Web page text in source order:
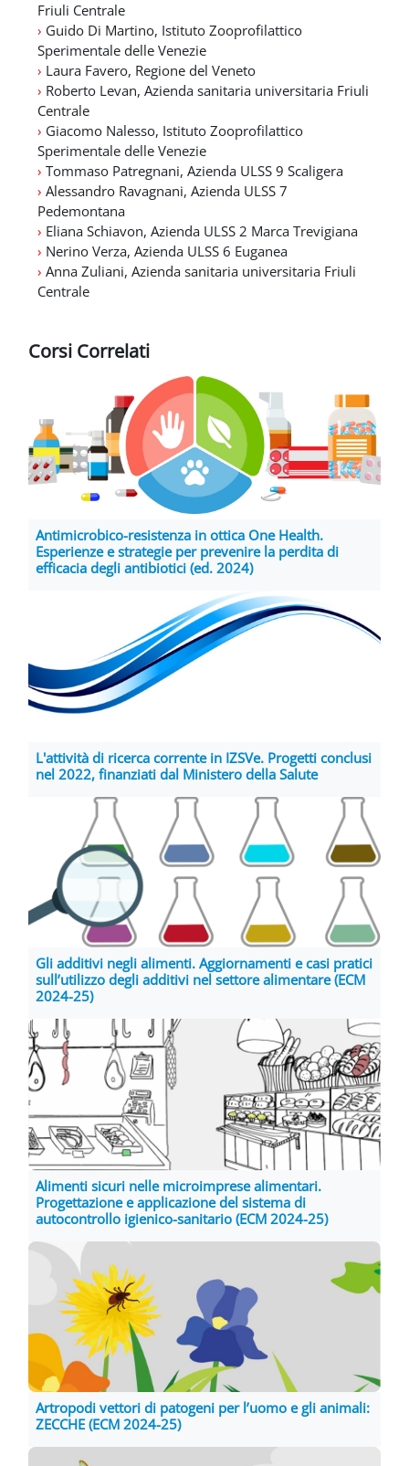
Friuli Centrale
› Guido Di Martino, Istituto Zooprofilattico
Sperimentale delle Venezie
› Laura Favero, Regione del Veneto
› Roberto Levan, Azienda sanitaria universitaria Friuli
Centrale
› Giacomo Nalesso, Istituto Zooprofilattico
Sperimentale delle Venezie
› Tommaso Patregnani, Azienda ULSS 9 Scaligera
› Alessandro Ravagnani, Azienda ULSS 7
Pedemontana
› Eliana Schiavon, Azienda ULSS 2 Marca Trevigiana
› Nerino Verza, Azienda ULSS 6 Euganea
› Anna Zuliani, Azienda sanitaria universitaria Friuli
Centrale
Corsi Correlati
Antimicrobico-resistenza in ottica One Health.
Esperienze e strategie per prevenire la perdita di
efficacia degli antibiotici (ed. 2024)
L'attività di ricerca corrente in IZSVe. Progetti conclusi
nel 2022, finanziati dal Ministero della Salute
Gli additivi negli alimenti. Aggiornamenti e casi pratici
sull’utilizzo degli additivi nel settore alimentare (ECM
2024-25)
Alimenti sicuri nelle microimprese alimentari.
Progettazione e applicazione del sistema di
autocontrollo igienico-sanitario (ECM 2024-25)
Artropodi vettori di patogeni per l’uomo e gli animali:
ZECCHE (ECM 2024-25)